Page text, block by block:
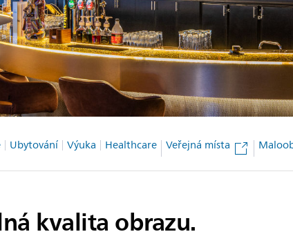
Ubytování Výuka Healthcare Veřejná místa
kvalita obrazu.